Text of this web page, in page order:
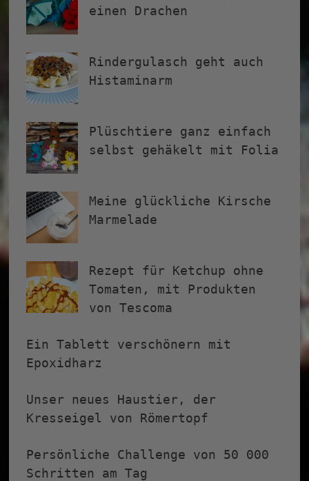
einen Drachen
Rindergulasch geht auch
Histaminarm
Plüschtiere ganz einfach
selbst gehäkelt mit Folia
Meine glückliche Kirsche
Marmelade
Rezept für Ketchup ohne
Tomaten, mit Produkten
von Tescoma
Ein Tablett verschönern mit
Epoxidharz
Unser neues Haustier, der
Kresseigel von Römertopf
Persönliche Challenge von 50 000
Schritten am Tag